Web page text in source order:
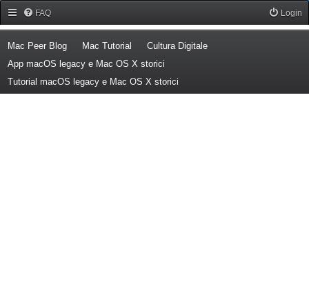
FAQ Login
Mac Peer Blog(Opens a new tab)
Mac Tutorial (Opens a new tab)
Cultura Digitale(Opens a new tab)
App macOS legacy e Mac OS X storici
Tutorial macOS legacy e Mac OS X storici